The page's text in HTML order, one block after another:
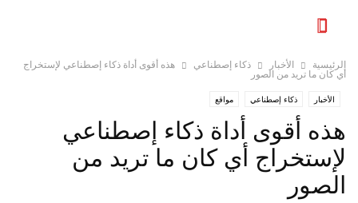
الرئيسية الأخبار ذكاء إصطناعي
هذه أقوى أداة ذكاء إصطناعي لإستخراج
أي كان ما تريد من الصور
الأخبار ذكاء إصطناعي مواقع
هذه أقوى أداة ذكاء إصطناعي
لإستخراج أي كان ما تريد من
الصور